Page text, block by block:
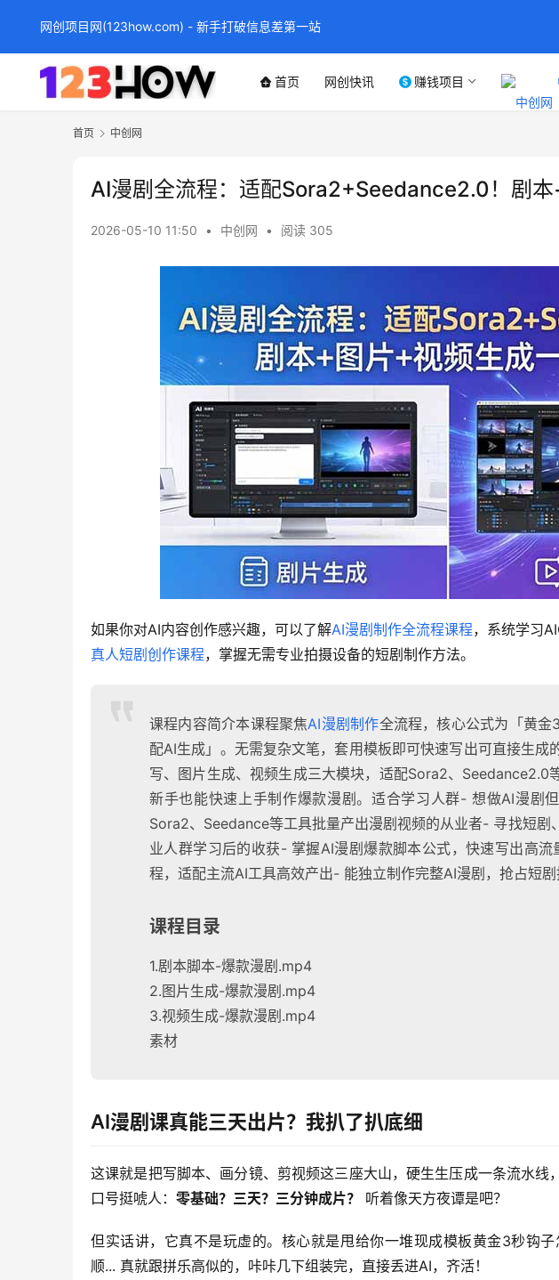
首页 网创快讯 赚钱项目
首页 中创网
AI漫剧全流程：适配Sora2+Seedance2.0！剧
2026-05-10 11:50 • 中创网 • 阅读 305
如果你对AI内容创作感兴趣，可以了解AI漫剧制作全流程课程，系统学习
真人短剧创作课程，掌握无需专业拍摄设备的短剧制作方法。
课程内容简介本课程聚焦AI漫剧制作全流程，核心公式为「黄
配AI生成」。无需复杂文笔，套用模板即可快速写出可直接生成
写、图片生成、视频生成三大模块，适配Sora2、Seedance2.0
新手也能快速上手制作爆款漫剧。适合学习人群- 想做AI漫剧
Sora2、Seedance等工具批量产出漫剧视频的从业者- 寻找短剧
业人群学习后的收获- 掌握AI漫剧爆款脚本公式，快速写出高
程，适配主流AI工具高效产出- 能独立制作完整AI漫剧，抢占短剧
课程目录
1.剧本脚本-爆款漫剧.mp4
2.图片生成-爆款漫剧.mp4
3.视频生成-爆款漫剧.mp4
素材
AI漫剧课真能三天出片？我扒了扒底细
这课就是把写脚本、画分镜、剪视频这三座大山，硬生生压成一条流水线
口号挺唬人： 零基础？三天？三分钟成片？ 听着像天方夜谭是吧？
但实话讲，它真不是玩虚的。核心就是甩给你一堆现成模板黄金3秒钩
顺... 真就跟拼乐高似的，咔咔几下组装完，直接丢进AI，齐活！
网创项目网(123how.com) - 新手打破信息差第一站